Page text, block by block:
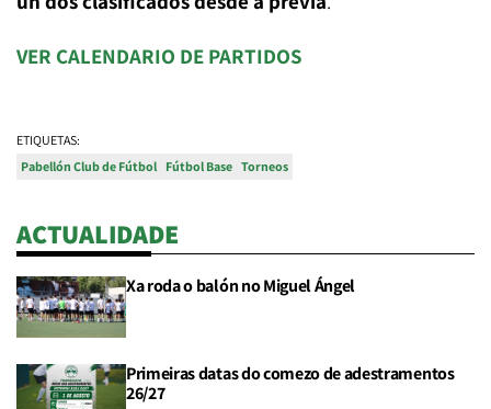
VER CALENDARIO DE PARTIDOS
ETIQUETAS:
Pabellón Club de Fútbol Fútbol Base Torneos
ACTUALIDADE
Xa roda o balón no Miguel Ángel
Primeiras datas do comezo de adestramentos
26/27